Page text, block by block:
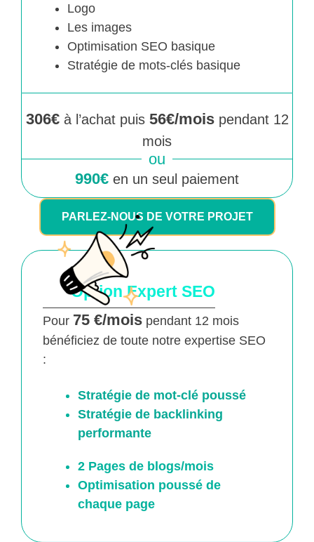
Logo
Les images
Optimisation SEO basique
Stratégie de mots-clés basique
306€ à l’achat puis 56€/mois pendant 12
mois
ou
990€ en un seul paiement
PARLEZ-NOUS DE VOTRE PROJET
Option Expert SEO
Pour 75 €/mois pendant 12 mois
bénéficiez de toute notre expertise SEO
:
Stratégie de mot-clé poussé
Stratégie de backlinking
performante
2 Pages de blogs/mois
Optimisation poussé de
chaque page